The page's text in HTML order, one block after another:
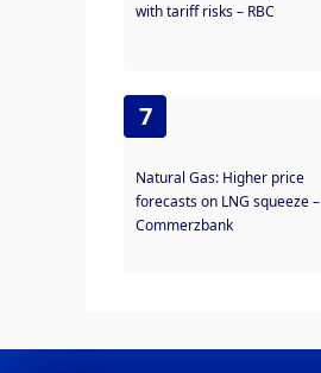
with tariff risks – RBC
7
Natural Gas: Higher price
forecasts on LNG squeeze –
Commerzbank